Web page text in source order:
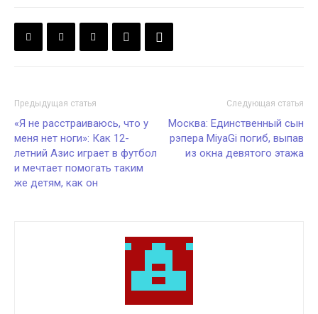
Предыдущая статья
«Я не расстраиваюсь, что у
меня нет ноги»: Как 12-
летний Азиc играет в футбол
и мечтает помогать таким
же детям, как он
Следующая статья
Москва: Единственный сын
рэпера MiyaGi погиб, выпав
из окна девятого этажа